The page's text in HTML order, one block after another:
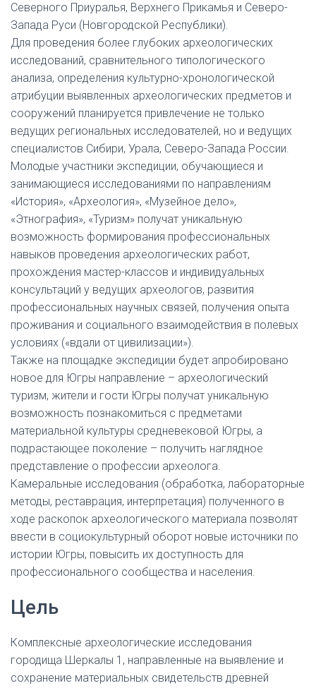
Северного Приуралья, Верхнего Прикамья и Северо-
Запада Руси (Новгородской Республики).
Для проведения более глубоких археологических
исследований, сравнительного типологического
анализа, определения культурно-хронологической
атрибуции выявленных археологических предметов и
сооружений планируется привлечение не только
ведущих региональных исследователей, но и ведущих
специалистов Сибири, Урала, Северо-Запада России.
Молодые участники экспедиции, обучающиеся и
занимающиеся исследованиями по направлениям
«История», «Археология», «Музейное дело»,
«Этнография», «Туризм» получат уникальную
возможность формирования профессиональных
навыков проведения археологических работ,
прохождения мастер-классов и индивидуальных
консультаций у ведущих археологов, развития
профессиональных научных связей, получения опыта
проживания и социального взаимодействия в полевых
условиях («вдали от цивилизации»).
Также на площадке экспедиции будет апробировано
новое для Югры направление – археологический
туризм, жители и гости Югры получат уникальную
возможность познакомиться с предметами
материальной культуры средневековой Югры, а
подрастающее поколение – получить наглядное
представление о профессии археолога.
Камеральные исследования (обработка, лабораторные
методы, реставрация, интерпретация) полученного в
ходе раскопок археологического материала позволят
ввести в социокультурный оборот новые источники по
истории Югры, повысить их доступность для
профессионального сообщества и населения.
Цель
Комплексные археологические исследования
городища Шеркалы 1, направленные на выявление и
сохранение материальных свидетельств древней